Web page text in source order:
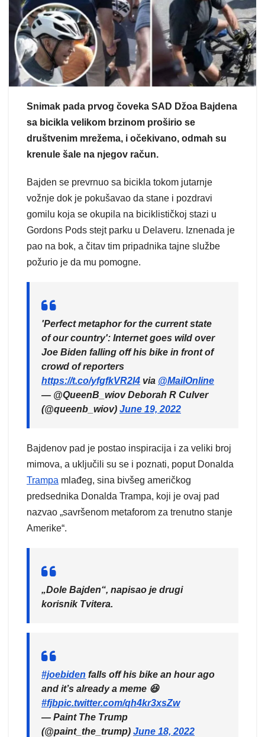
Snimak pada prvog čoveka SAD Džoa Bajdena
sa bicikla velikom brzinom proširio se
društvenim mrežema, i očekivano, odmah su
krenule šale na njegov račun.
Bajden se prevrnuo sa bicikla tokom jutarnje
vožnje dok je pokušavao da stane i pozdravi
gomilu koja se okupila na biciklističkoj stazi u
Gordons Pods stejt parku u Delaveru. Iznenada je
pao na bok, a čitav tim pripadnika tajne službe
požurio je da mu pomogne.
'Perfect metaphor for the current state
of our country': Internet goes wild over
Joe Biden falling off his bike in front of
crowd of reporters
https://t.co/yfgfkVR2I4 via @MailOnline
— @QueenB_wiov Deborah R Culver
(@queenb_wiov) June 19, 2022
Bajdenov pad je postao inspiracija i za veliki broj
mimova, a uključili su se i poznati, poput Donalda
Trampa mlađeg, sina bivšeg američkog
predsednika Donalda Trampa, koji je ovaj pad
nazvao „savršenom metaforom za trenutno stanje
Amerike“.
„Dole Bajden“, napisao je drugi
korisnik Tvitera.
#joebiden falls off his bike an hour ago
and it’s already a meme 😆
#fjbpic.twitter.com/qh4kr3xsZw
— Paint The Trump
(@paint_the_trump) June 18, 2022